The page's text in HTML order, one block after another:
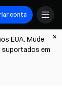
conta
EUA. Mude
suportados em